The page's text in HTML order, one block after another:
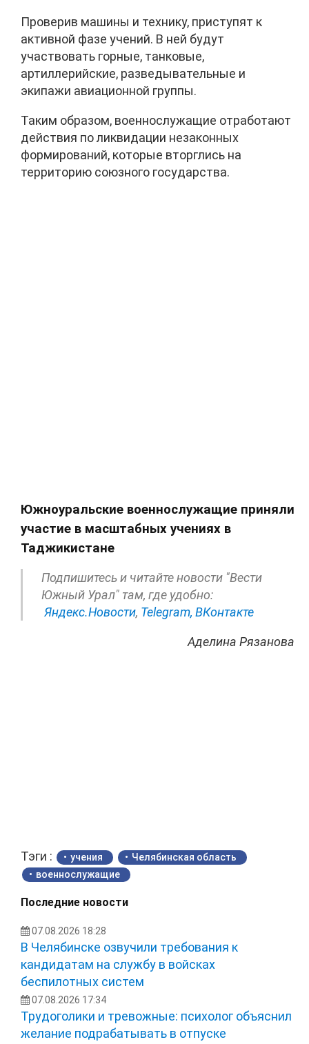
Проверив машины и технику, приступят к
активной фазе учений. В ней будут
участвовать горные, танковые,
артиллерийские, разведывательные и
экипажи авиационной группы.
Таким образом, военнослужащие отработают
действия по ликвидации незаконных
формирований, которые вторглись на
территорию союзного государства.
Южноуральские военнослужащие приняли
участие в масштабных учениях в
Таджикистане
Подпишитесь и читайте новости "Вести
Южный Урал" там, где удобно:
Яндекс.Новости, Telegram, ВКонтакте
Аделина Рязанова
Тэги : учения
Челябинская область
военнослужащие
Последние новости
07.08.2026 18:28
В Челябинске озвучили требования к
кандидатам на службу в войсках
беспилотных систем
07.08.2026 17:34
Трудоголики и тревожные: психолог объяснил
желание подрабатывать в отпуске